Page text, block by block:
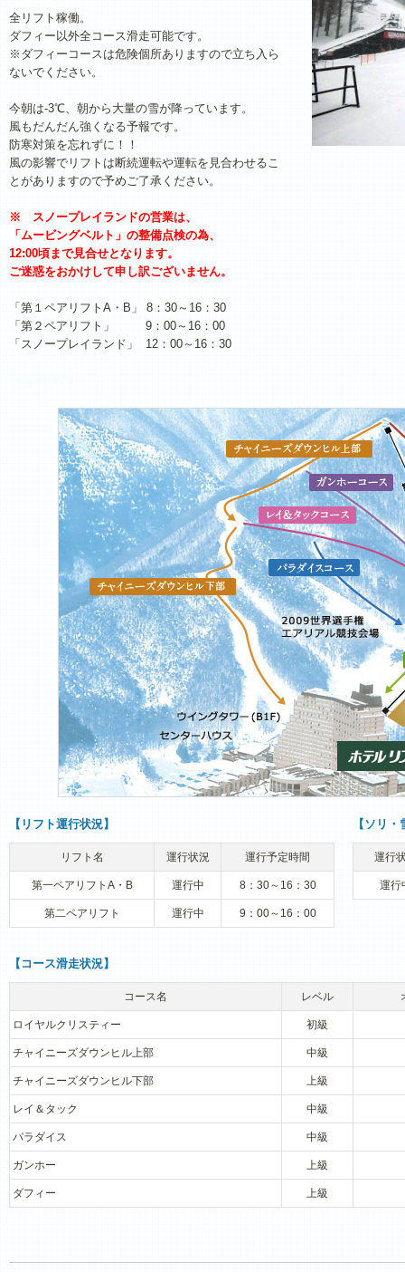
全リフト稼働。
ダフィー以外全コース滑走可能です。
※ダフィーコースは危険個所ありますので立ち入ら
ないでください。
今朝は-3℃、朝から大量の雪が降っています。
風もだんだん強くなる予報です。
防寒対策を忘れずに！！
風の影響でリフトは断続運転や運転を見合わせるこ
とがありますので予めご了承ください。
※ スノープレイランドの営業は、
「ムービングベルト」の整備点検の為、
12:00頃まで見合せとなります。
ご迷惑をおかけして申し訳ございません。
「第１ペアリフトA・B」 8：30～16：30
「第２ペアリフト」 9：00～16：00
「スノープレイランド」 12：00～16：30
【リフト運行状況】
リフト名 運行状況 運行予定時間
第一ペアリフトA・B 運行中 8：30～16：30
第二ペアリフト 運行中 9：00～16：00
【ソリ
運行
運行
【コース滑走状況】
コース名 レベル
ロイヤルクリスティー 初級
チャイニーズダウンヒル上部 中級
チャイニーズダウンヒル下部 上級
レイ＆タック 中級
パラダイス 中級
ガンホー 上級
ダフィー 上級